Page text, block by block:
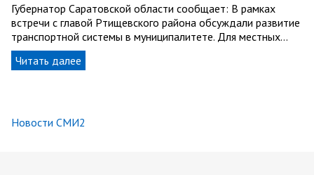
Губернатор Саратовской области сообщает: В рамках
встречи с главой Ртищевского района обсуждали развитие
транспортной системы в муниципалитете. Для местных…
Читать далее
Новости СМИ2